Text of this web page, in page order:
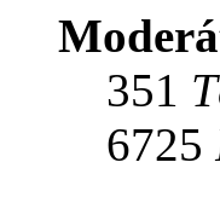
351
6725